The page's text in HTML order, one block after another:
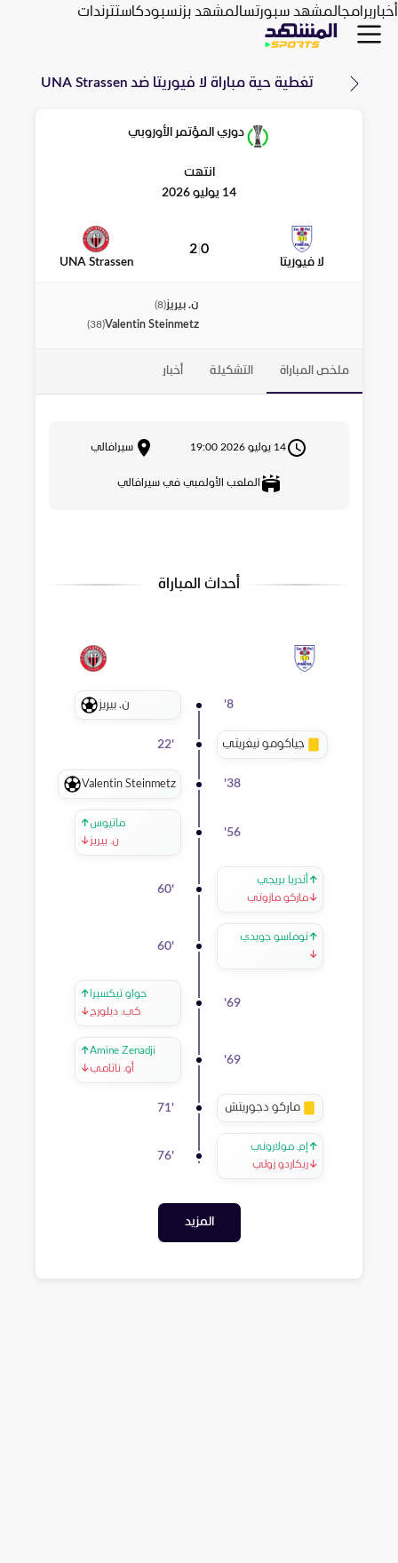
أخباربرامجالمشهد سبورتسالمشهد بزنسبودكاستترندات
تغطية حية مباراة لا فيوريتا ضدUNA Strassen
دوري المؤتمر الأوروبي
انتهت
14 يوليو 2026
لا فيوريتا
0
2
UNA Strassen
ن. بيريز(
8
)
Valentin Steinmetz
(
38
)
ملخص المباراة التشكيلة أخبار
14 يوليو 2026 19:00 سيرافالي
الملعب الأولمبي في سيرافالي
أحداث المباراة
8
' ن. بيريز
جياكومو نيغريتي 22'
38
'
Valentin Steinmetz
56
'
↑ماتيوس
↓ن. بيريز
↑ أندريا بريجي
↓ماركو مازوتي
60'
↑ توماسو جويدي
↓
60'
69
'
↑ جواو تيكسيرا
↓كي. ديلورج
69
'
↑Amine Zenadji
↓أو. ناتامي
ماركو دجوريتش 71'
↑ إم. مولاروني
↓ريكاردو زولي
76'
المزيد